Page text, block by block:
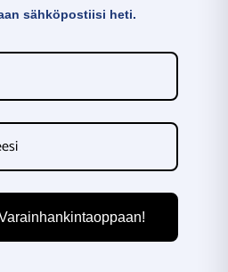
sähköpostiisi heti.